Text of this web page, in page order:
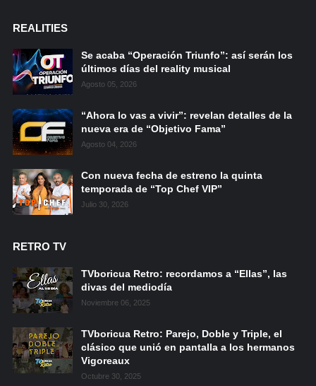
REALITIES
Se acaba “Operación Triunfo”: así serán los
últimos días del reality musical
Agosto 05, 2026
“Ahora lo vas a vivir”: revelan detalles de la
nueva era de “Objetivo Fama”
Agosto 04, 2026
Con nueva fecha de estreno la quinta
temporada de “Top Chef VIP”
Julio 30, 2026
RETRO TV
TVboricua Retro: recordamos a “Ellas”, las
divas del mediodía
Noviembre 06, 2025
TVboricua Retro: Parejo, Doble y Triple, el
clásico que unió en pantalla a los hermanos
Vigoreaux
Octubre 30, 2025